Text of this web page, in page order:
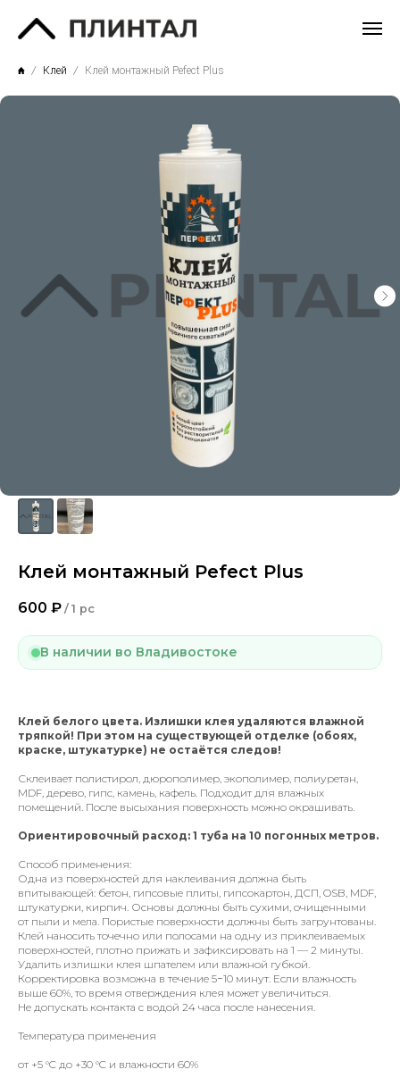
Клей Клей монтажный Pefect Plus
Клей монтажный Pefect Plus
600 ₽ / 1 pc
В наличии во Владивостоке
Клей белого цвета. Излишки клея удаляются влажной
тряпкой! При этом на существующей отделке (обоях,
краске, штукатурке) не остаётся следов!
Склеивает полистирол, дюрополимер, экополимер, полиуретан,
MDF, дерево, гипс, камень, кафель. Подходит для влажных
помещений. После высыхания поверхность можно окрашивать.
Ориентировочный расход: 1 туба на 10 погонных метров.
Способ применения:
Одна из поверхностей для наклеивания должна быть
впитывающей: бетон, гипсовые плиты, гипсокартон, ДСП, OSB, MDF,
штукатурки, кирпич. Основы должны быть сухими, очищенными
от пыли и мела. Пористые поверхности должны быть загрунтованы.
Клей наносить точечно или полосами на одну из приклеиваемых
поверхностей, плотно прижать и зафиксировать на 1 — 2 минуты.
Удалить излишки клея шпателем или влажной губкой.
Корректировка возможна в течение 5−10 минут. Если влажность
выше 60%, то время отверждения клея может увеличиться.
Не допускать контакта с водой 24 часа после нанесения.
Температура применения
от +5 °C до +30 °C и влажности 60%